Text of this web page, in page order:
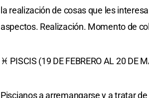
la realización de cosas que les
aspectos. Realización. Momento de
♓ PISCIS (19 DE FEBRERO AL 20 DE
Piscianos a arremangarse y a tratar